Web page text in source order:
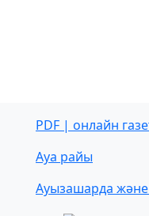
PDF | онлайн
Ауа райы
Ауызашарда және